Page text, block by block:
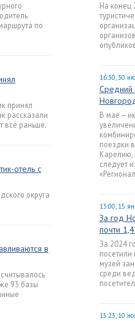
по
принял
рассказали
всё раньше.
отель с
округа
в
93 базы
На конец
16:30, 30
Средний
В мае —
поездки
Карелию,
следует
13:00, 15
За год
почти
За 2024
посетили
музей
среди
15:23, 10